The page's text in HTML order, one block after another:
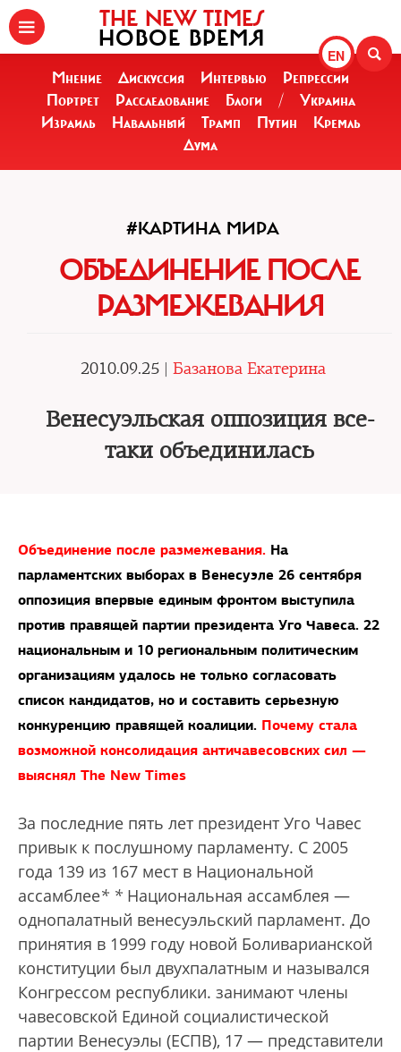
EN
THE NEW TIMES
НОВОЕ ВРЕМЯ
Мнение Дискуссия Интервью
Репрессии
Портрет
Расследование Блоги /
Украина
Израиль
Навальный Трамп Путин
Кремль
Дума
#КАРТИНА МИРА
ОБЪЕДИНЕНИЕ ПОСЛЕ
РАЗМЕЖЕВАНИЯ
2010.09.25 | Базанова Екатерина
Венесуэльская оппозиция все-
таки объединилась
Объединение после размежевания. На
парламентских выборах в Венесуэле 26 сентября
оппозиция впервые единым фронтом выступила
против правящей партии президента Уго Чавеса. 22
национальным и 10 региональным политическим
организациям удалось не только согласовать
список кандидатов, но и составить серьезную
конкуренцию правящей коалиции. Почему стала
возможной консолидация античавесовских сил —
выяснял The New Times
За последние пять лет президент Уго Чавес
привык к послушному парламенту. С 2005
года 139 из 167 мест в Национальной
ассамблее* * Национальная ассамблея —
однопалатный венесуэльский парламент. До
принятия в 1999 году новой Боливарианской
конституции был двухпалатным и назывался
Конгрессом республики. занимают члены
чавесовской Единой социалистической
партии Венесуэлы (ЕСПВ), 17 — представители